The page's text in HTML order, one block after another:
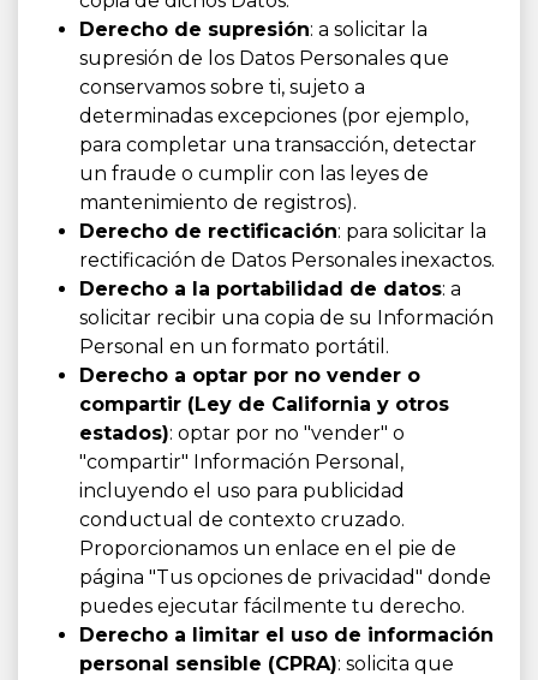
Derecho de supresión: a solicitar la
supresión de los Datos Personales que
conservamos sobre ti, sujeto a
determinadas excepciones (por ejemplo,
para completar una transacción, detectar
un fraude o cumplir con las leyes de
mantenimiento de registros).
Derecho de rectificación: para solicitar la
rectificación de Datos Personales inexactos.
Derecho a la portabilidad de datos: a
solicitar recibir una copia de su Información
Personal en un formato portátil.
Derecho a optar por no vender o
compartir (Ley de California y otros
estados): optar por no "vender" o
"compartir" Información Personal,
incluyendo el uso para publicidad
conductual de contexto cruzado.
Proporcionamos un enlace en el pie de
página "Tus opciones de privacidad" donde
puedes ejecutar fácilmente tu derecho.
Derecho a limitar el uso de información
personal sensible (CPRA): solicita que